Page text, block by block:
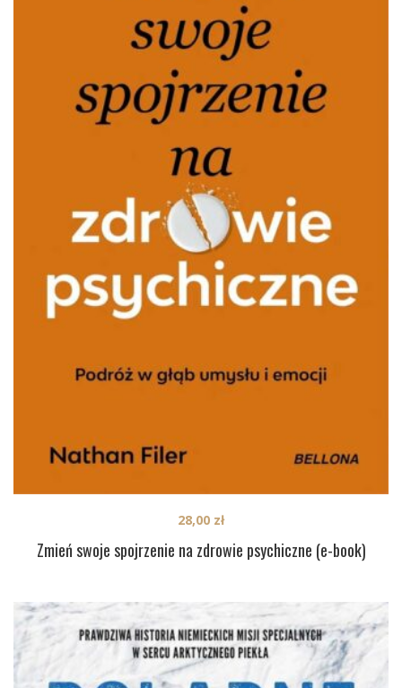
Zmień swoje spojrzenie na zdrowie psychiczne (e-book)
28,00 zł